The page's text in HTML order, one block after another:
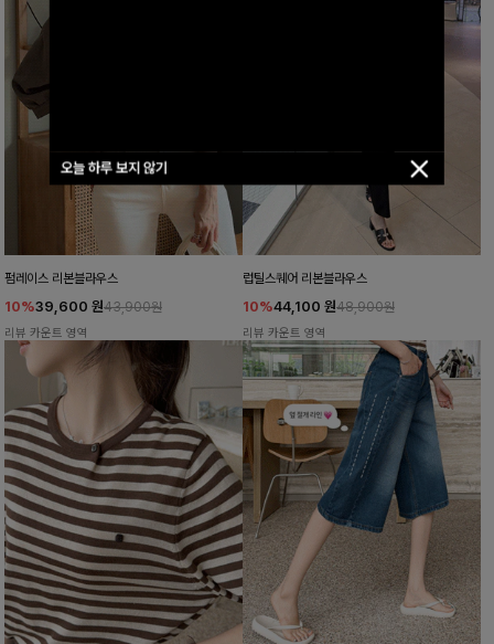
오늘 하루 보지 않기
펌레이스 리본블라우스
10%39,600 원43,900원
리뷰 카운트 영역
럽틸스퀘어 리본블라우스
10%44,100 원48,900원
리뷰 카운트 영역